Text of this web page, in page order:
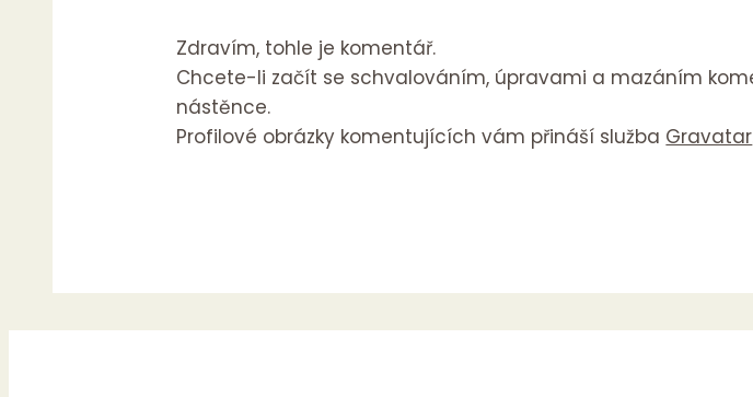
Zdravím, tohle je komentář.
Chcete-li začít se schvalováním, úpravami a mazáním
nástěnce.
Profilové obrázky komentujících vám přináší služba Gravatar